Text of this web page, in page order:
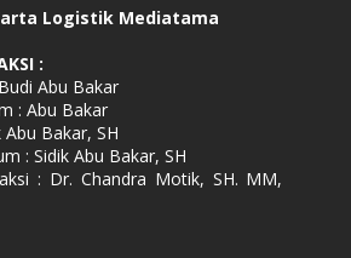
Logistik Mediatama
:
Abu Bakar
: Abu Bakar
Abu Bakar, SH
: Sidik Abu Bakar, SH
: Dr. Chandra Motik, SH. MM,